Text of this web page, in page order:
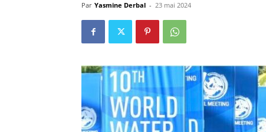
Par Yasmine Derbal - 23 mai 2024